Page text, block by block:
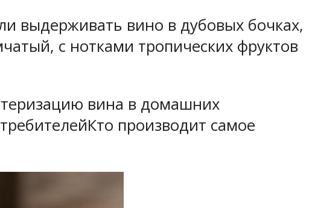
выдерживать вино в дубовых бочках,
с нотками тропических фруктов
вина в домашних
производит самое